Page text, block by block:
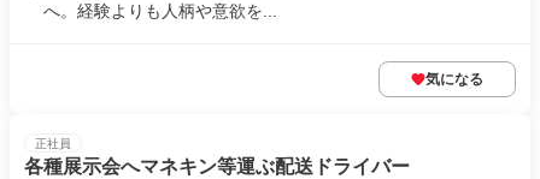
へ。経験よりも人柄や意欲を...
気になる
正社員
各種展示会へマネキン等運ぶ配送ドライバー